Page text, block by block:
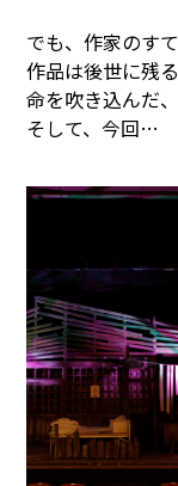
でも、作家のす
作品は後世に残る
命を吹き込んだ
そして、今回…